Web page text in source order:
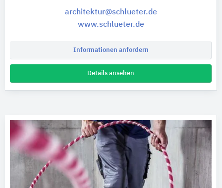
architektur@schlueter.de
www.schlueter.de
Informationen anfordern
Details ansehen